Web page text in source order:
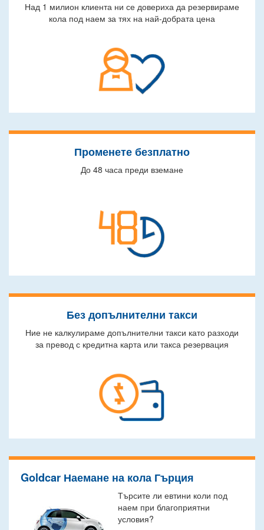
Над 1 милион клиента ни се довериха да резервираме
кола под наем за тях на най-добрата цена
Променете безплатно
До 48 часа преди вземане
Без допълнителни такси
Ние не калкулираме допълнителни такси като разходи
за превод с кредитна карта или такса резервация
Goldcar Наемане на кола Гърция
Търсите ли евтини коли под
наем при благоприятни
условия?